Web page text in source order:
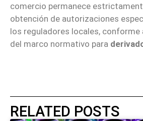
comercio permanece
obtención de autorizaciones
los reguladores locales, conforme
del marco normativo para
RELATED POSTS